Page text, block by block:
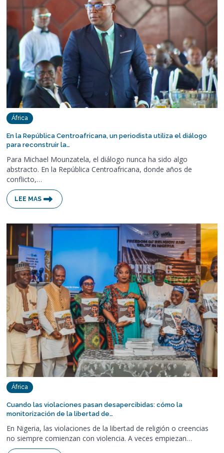
África
En la República Centroafricana, un periodista utiliza el diálogo
para reconstruir la…
Para Michael Mounzatela, el diálogo nunca ha sido algo
abstracto. En la República Centroafricana, donde años de
conflicto,…
LEE MAS
África
Cuando las violaciones pasan desapercibidas: cómo la
monitorización de la libertad de…
En Nigeria, las violaciones de la libertad de religión o creencias
no siempre comienzan con violencia. A veces empiezan…